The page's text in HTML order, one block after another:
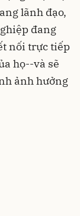
lãnh đạo,
đang
nối trực tiếp
họ--và sẽ
ảnh hưởng